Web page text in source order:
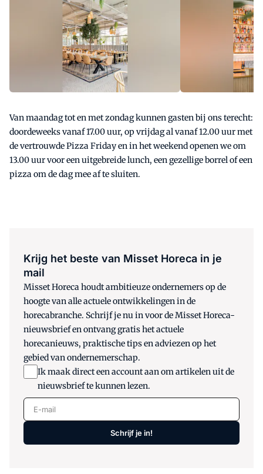
Van maandag tot en met zondag kunnen gasten bij ons terecht:
doordeweeks vanaf 17.00 uur, op vrijdag al vanaf 12.00 uur met
de vertrouwde Pizza Friday en in het weekend openen we om
13.00 uur voor een uitgebreide lunch, een gezellige borrel of een
pizza om de dag mee af te sluiten.
Krijg het beste van Misset Horeca in je
mail
Misset Horeca houdt ambitieuze ondernemers op de
hoogte van alle actuele ontwikkelingen in de
horecabranche. Schrijf je nu in voor de Misset Horeca-
nieuwsbrief en ontvang gratis het actuele
horecanieuws, praktische tips en adviezen op het
gebied van ondernemerschap.
Ik maak direct een account aan om artikelen uit de
nieuwsbrief te kunnen lezen.
E-mail
Schrijf je in!